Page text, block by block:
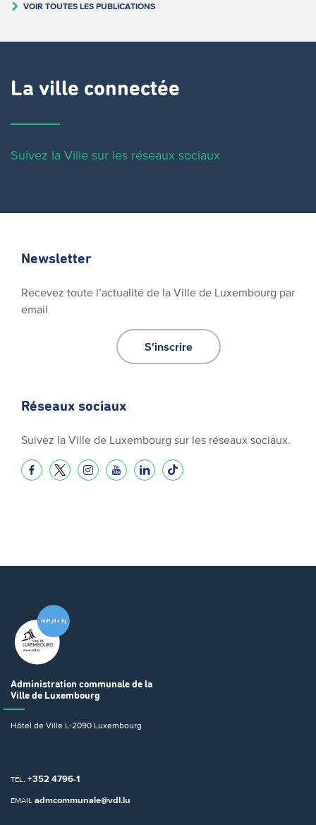
VOIR TOUTES LES PUBLICATIONS
La ville connectée
Suivez la Ville sur les réseaux sociaux
Newsletter
Recevez toute l’actualité de la Ville de Luxembourg par
email
S'inscrire
Réseaux sociaux
Suivez la Ville de Luxembourg sur les réseaux sociaux.
Administration communale de la
Ville de Luxembourg
Hôtel de Ville L-2090 Luxembourg
TÉL. +352 4796-1
EMAIL admcommunale@vdl.lu